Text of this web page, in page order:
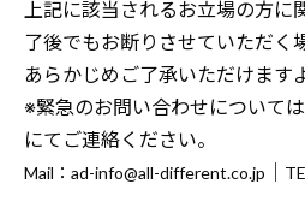
上記に該当されるお立場の方に
了後でもお断りさせていただく
あらかじめご了承いただけます
※緊急のお問い合わせについて
にてご連絡ください。
Mail：ad-info@all-different.co.jp